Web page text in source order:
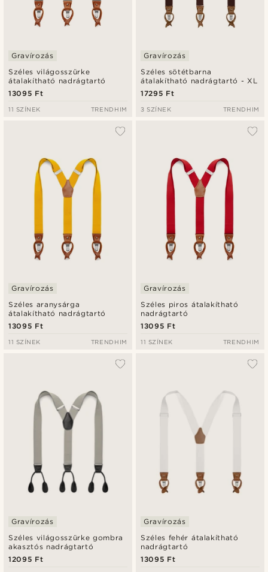
Széles világosszürke
átalakítható nadrágtartó
Gravírozás
13095 Ft
11 SZÍNEK TRENDHIM
Széles sötétbarna
átalakítható nadrágtartó - XL
Gravírozás
17295 Ft
3 SZÍNEK TRENDHIM
Széles aranysárga
átalakítható nadrágtartó
Gravírozás
13095 Ft
11 SZÍNEK TRENDHIM
Széles piros átalakítható
nadrágtartó
Gravírozás
13095 Ft
11 SZÍNEK TRENDHIM
Széles világosszürke gombra
akasztós nadrágtartó
Gravírozás
12095 Ft
Széles fehér átalakítható
nadrágtartó
Gravírozás
13095 Ft